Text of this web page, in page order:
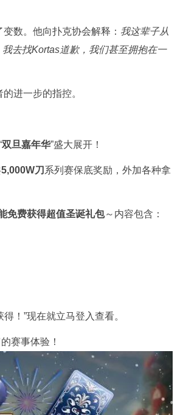
数。他向扑克协会解释： 我这辈子从
去找Kortas道歉，我们甚至拥抱在一
进一步的指控。
双旦嘉年华”盛大展开！
5,000W刀 系列赛保底奖励，外加各种拿
免费获得超值圣诞礼包～内容包含：
！”现在就立马登入查看。
赛事体验！